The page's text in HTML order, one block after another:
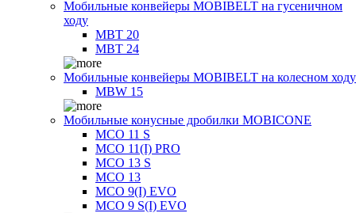
Мобильные конвейеры MOBIBELT на гусеничном
ходу
MBT 20
MBT 24
Мобильные конвейеры MOBIBELT на колесном ходу
MBW 15
Мобильные конусные дробилки MOBICONE
MCO 11 S
MCO 11(I) PRO
MCO 13 S
MCO 13
MCO 9(I) EVO
MCO 9 S(I) EVO